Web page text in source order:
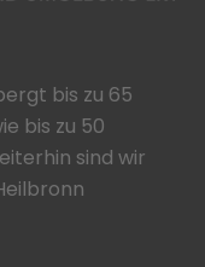
bis zu 65
bis zu 50
sind wir